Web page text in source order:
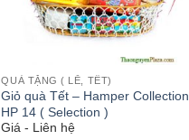
QUÀ TẶNG ( LỄ, TẾT)
Giỏ quà Tết – Hamper Collection
HP 14 ( Selection )
Giá - Liên hệ